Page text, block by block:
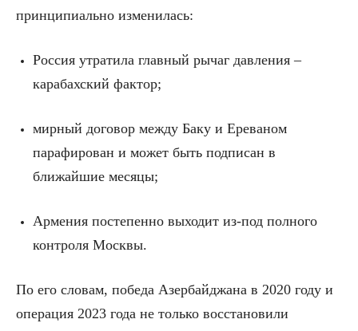
принципиально изменилась:
Россия утратила главный рычаг давления –
карабахский фактор;
мирный договор между Баку и Ереваном
парафирован и может быть подписан в
ближайшие месяцы;
Армения постепенно выходит из-под полного
контроля Москвы.
По его словам, победа Азербайджана в 2020 году и
операция 2023 года не только восстановили